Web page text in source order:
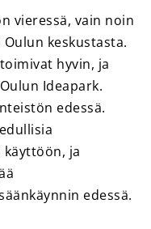
vieressä, vain noin
keskustasta.
hyvin, ja
Ideapark.
edessä.
käyttöön, ja
edessä.